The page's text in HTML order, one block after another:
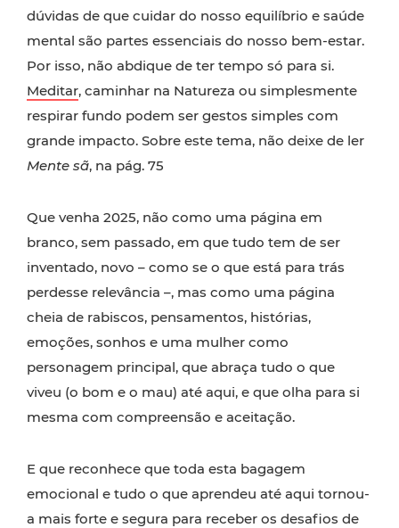
dúvidas de que cuidar do nosso equilíbrio e saúde
mental são partes essenciais do nosso bem-estar.
Por isso, não abdique de ter tempo só para si.
Meditar, caminhar na Natureza ou simplesmente
respirar fundo podem ser gestos simples com
grande impacto. Sobre este tema, não deixe de ler
Mente sã, na pág. 75
Que venha 2025, não como uma página em
branco, sem passado, em que tudo tem de ser
inventado, novo – como se o que está para trás
perdesse relevância –, mas como uma página
cheia de rabiscos, pensamentos, histórias,
emoções, sonhos e uma mulher como
personagem principal, que abraça tudo o que
viveu (o bom e o mau) até aqui, e que olha para si
mesma com compreensão e aceitação.
E que reconhece que toda esta bagagem
emocional e tudo o que aprendeu até aqui tornou-
a mais forte e segura para receber os desafios de